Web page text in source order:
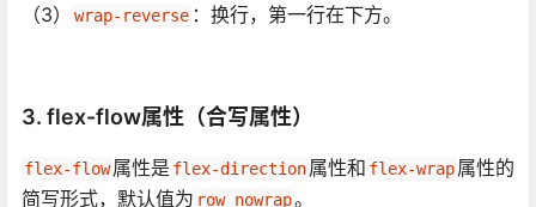
（3） wrap-reverse ：换行，第一行在下方。
3. flex-flow属性（合写属性）
flex-flow属性是 flex-direction属性和 flex-wrap属性的
简写形式，默认值为 row nowrap。